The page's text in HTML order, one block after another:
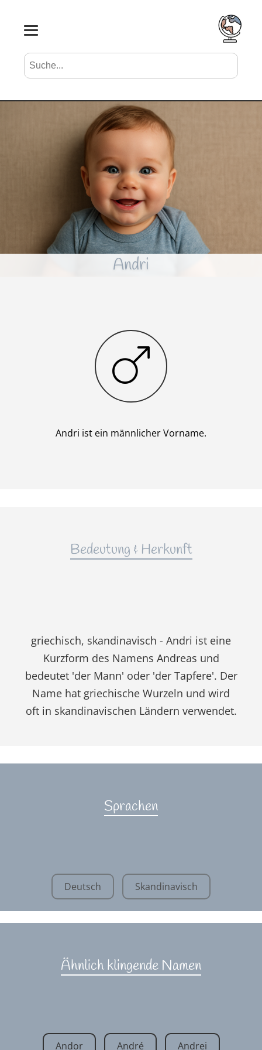
Suche nach Vornamen Search
Andri
Junge
Andri ist ein männlicher Vorname.
Bedeutung & Herkunft
griechisch, skandinavisch - Andri ist eine
Kurzform des Namens Andreas und
bedeutet 'der Mann' oder 'der Tapfere'. Der
Name hat griechische Wurzeln und wird
oft in skandinavischen Ländern verwendet.
Sprachen
Deutsch Skandinavisch
Ähnlich klingende Namen
Andor André Andrei